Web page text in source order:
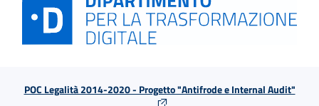
POC Legalità 2014-2020 - Progetto "Antifrode e Internal Audit"